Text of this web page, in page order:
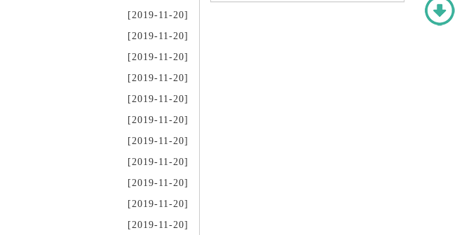
[2019-11-20]
[2019-11-20]
[2019-11-20]
[2019-11-20]
[2019-11-20]
[2019-11-20]
[2019-11-20]
[2019-11-20]
[2019-11-20]
[2019-11-20]
[2019-11-20]